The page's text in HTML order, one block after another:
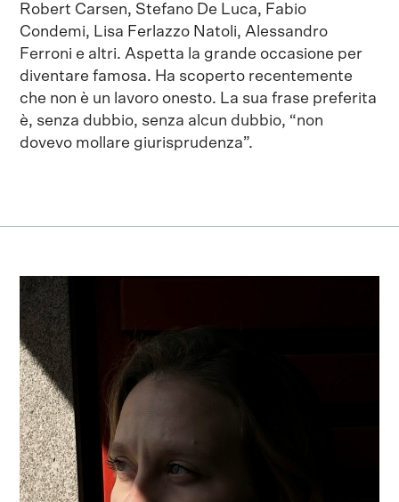
Robert Carsen, Stefano De Luca, Fabio
Condemi, Lisa Ferlazzo Natoli, Alessandro
Ferroni e altri. Aspetta la grande occasione per
diventare famosa. Ha scoperto recentemente
che non è un lavoro onesto. La sua frase preferita
è, senza dubbio, senza alcun dubbio, “non
dovevo mollare giurisprudenza”.